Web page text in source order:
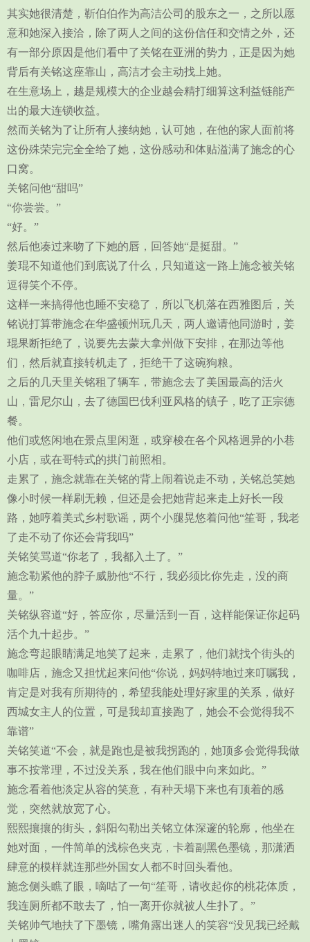
其实她很清楚，靳伯伯作为高洁公司的股东之一，之所以愿
意和她深入接洽，除了两人之间的这份信任和交情之外，还
有一部分原因是他们看中了关铭在亚洲的势力，正是因为她
背后有关铭这座靠山，高洁才会主动找上她。
在生意场上，越是规模大的企业越会精打细算这利益链能产
出的最大连锁收益。
然而关铭为了让所有人接纳她，认可她，在他的家人面前将
这份殊荣完完全全给了她，这份感动和体贴溢满了施念的心
口窝。
关铭问他“甜吗”
“你尝尝。”
“好。”
然后他凑过来吻了下她的唇，回答她“是挺甜。”
姜琨不知道他们到底说了什么，只知道这一路上施念被关铭
逗得笑个不停。
这样一来搞得他也睡不安稳了，所以飞机落在西雅图后，关
铭说打算带施念在华盛顿州玩几天，两人邀请他同游时，姜
琨果断拒绝了，说要先去蒙大拿州做下安排，在那边等他
们，然后就直接转机走了，拒绝干了这碗狗粮。
之后的几天里关铭租了辆车，带施念去了美国最高的活火
山，雷尼尔山，去了德国巴伐利亚风格的镇子，吃了正宗德
餐。
他们或悠闲地在景点里闲逛，或穿梭在各个风格迥异的小巷
小店，或在哥特式的拱门前照相。
走累了，施念就靠在关铭的背上闹着说走不动，关铭总笑她
像小时候一样刷无赖，但还是会把她背起来走上好长一段
路，她哼着美式乡村歌谣，两个小腿晃悠着问他“笙哥，我老
了走不动了你还会背我吗”
关铭笑骂道“你老了，我都入土了。”
施念勒紧他的脖子威胁他“不行，我必须比你先走，没的商
量。”
关铭纵容道“好，答应你，尽量活到一百，这样能保证你起码
活个九十起步。”
施念弯起眼睛满足地笑了起来，走累了，他们就找个街头的
咖啡店，施念又担忧起来问他“你说，妈妈特地过来叮嘱我，
肯定是对我有所期待的，希望我能处理好家里的关系，做好
西城女主人的位置，可是我却直接跑了，她会不会觉得我不
靠谱”
关铭笑道“不会，就是跑也是被我拐跑的，她顶多会觉得我做
事不按常理，不过没关系，我在他们眼中向来如此。”
施念看着他淡定从容的笑意，有种天塌下来也有顶着的感
觉，突然就放宽了心。
熙熙攘攘的街头，斜阳勾勒出关铭立体深邃的轮廓，他坐在
她对面，一件简单的浅棕色夹克，卡着副黑色墨镜，那潇洒
肆意的模样就连那些外国女人都不时回头看他。
施念侧头瞧了眼，嘀咕了一句“笙哥，请收起你的桃花体质，
我连厕所都不敢去了，怕一离开你就被人生扑了。”
关铭帅气地扶了下墨镜，嘴角露出迷人的笑容“没见我已经戴